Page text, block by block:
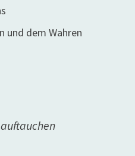
und dem Wahren